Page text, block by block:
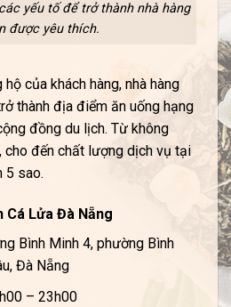
yếu tố để trở thành nhà hàng
được yêu thích.
của khách hàng, nhà hàng
thành địa điểm ăn uống hạng
đồng du lịch. Từ không
cho đến chất lượng dịch vụ tại
5 sao.
Cá Lửa Đà Nẵng
Bình Minh 4, phường Bình
Đà Nẵng
– 23h00